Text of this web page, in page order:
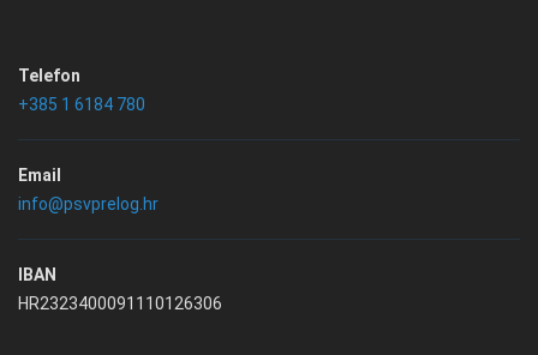
Telefon
+385 1 6184 780
Email
info@psvprelog.hr
IBAN
HR2323400091110126306